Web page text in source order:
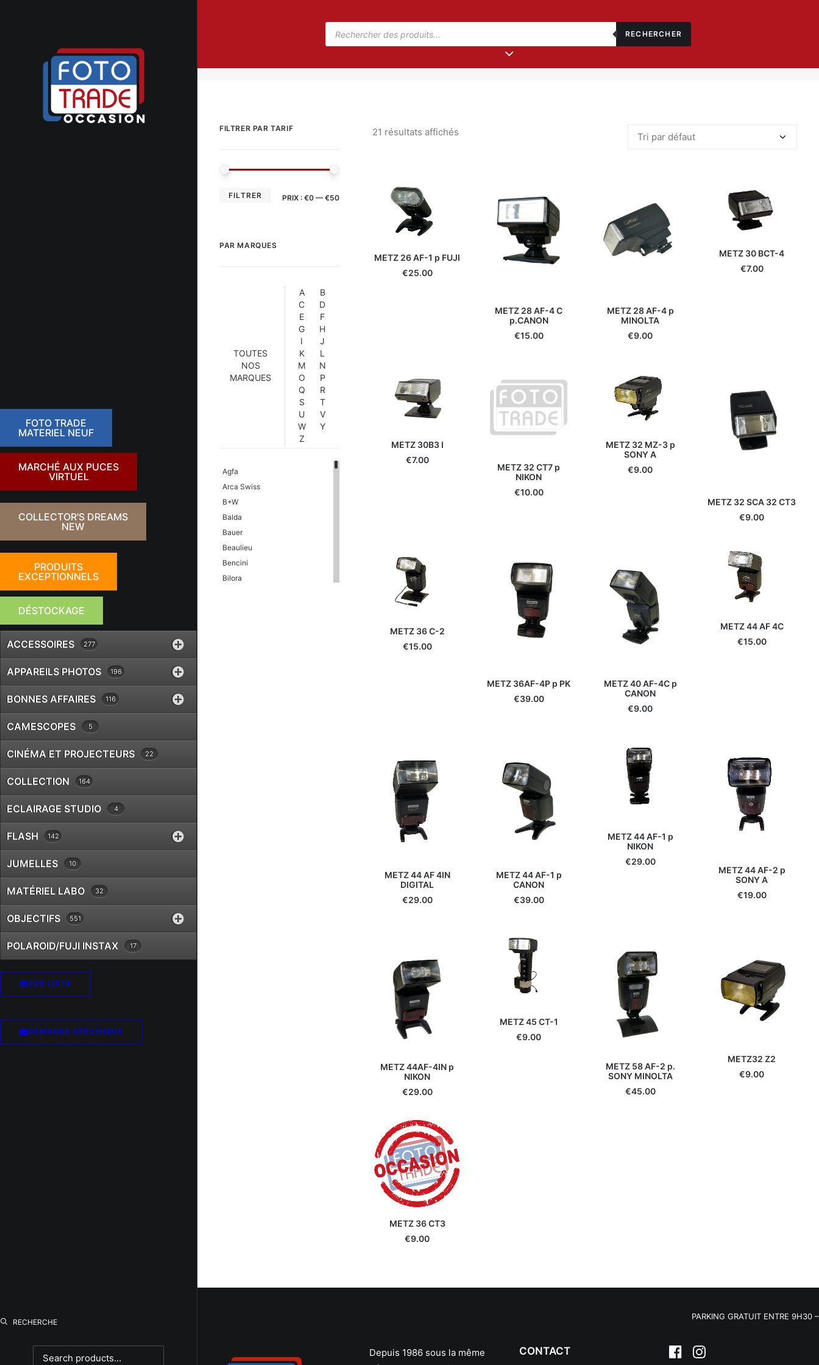
FOTO TRADE
MATERIEL NEUF
MARCHÉ AUX PUCES
VIRTUEL
COLLECTOR'S DREAMS
NEW
PRODUITS
EXCEPTIONNELS
DÉSTOCKAGE
ACCESSOIRES 277
APPAREILS PHOTOS 196
BONNES AFFAIRES 116
CAMESCOPES 5
CINÉMA ET PROJECTEURS 22
COLLECTION 164
ECLAIRAGE STUDIO 4
FLASH 142
JUMELLES 10
MATÉRIEL LABO 32
OBJECTIFS 551
POLAROID/FUJI INSTAX 17
VUE LISTE
DEMANDE SPÉCIFIQUE
RECHERCHE
RECHERCHER
FILTRER PAR TARIF
FILTRER PRIX : €0 — €50
PAR MARQUES
TOUTES
NOS
MARQUES
A
B
C
D
E
F
G
H
I
J
K
L
M
N
O
P
Q
R
S
T
U
V
W
Y
Z
Agfa
Arca Swiss
B+W
Balda
Bauer
Beaulieu
Bencini
Bilora
21 résultats affichés
METZ 26 AF-1 p FUJI
€25.00
METZ 28 AF-4 C
p.CANON
€15.00
METZ 28 AF-4 p
MINOLTA
€9.00
METZ 30 BCT-4
€7.00
METZ 30B3 I
€7.00
METZ 32 CT7 p
NIKON
€10.00
METZ 32 MZ-3 p
SONY A
€9.00
METZ 32 SCA 32 CT3
€9.00
METZ 36 C-2
€15.00
METZ 36AF-4P p PK
€39.00
METZ 40 AF-4C p
CANON
€9.00
METZ 44 AF 4C
€15.00
METZ 44 AF 4IN
DIGITAL
€29.00
METZ 44 AF-1 p
CANON
€39.00
METZ 44 AF-1 p
NIKON
€29.00
METZ 44 AF-2 p
SONY A
€19.00
METZ 44AF-4IN p
NIKON
€29.00
METZ 45 CT-1
€9.00
METZ 58 AF-2 p.
SONY MINOLTA
€45.00
METZ32 Z2
€9.00
METZ 36 CT3
€9.00
PARKING GRATUIT ENTRE
Depuis 1986 sous la même
CONTACT